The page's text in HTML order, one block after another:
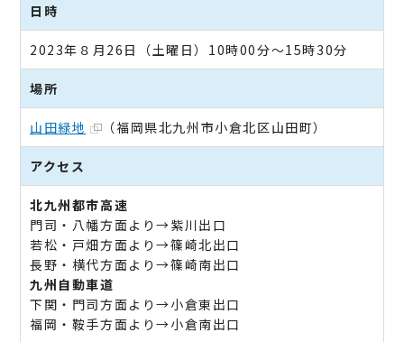
日時
2023年８月26日（土曜日）10時00分～15時30分
場所
山田緑地 （福岡県北九州市小倉北区山田町）
アクセス
北九州都市高速
門司・八幡方面より→紫川出口
若松・戸畑方面より→篠崎北出口
長野・横代方面より→篠崎南出口
九州自動車道
下関・門司方面より→小倉東出口
福岡・鞍手方面より→小倉南出口